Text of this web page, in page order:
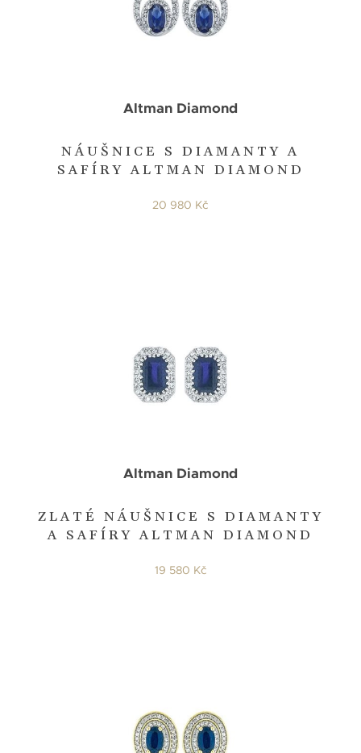
NÁUŠNICE S DIAMANTY A
SAFÍRY ALTMAN DIAMOND
Altman Diamond
20 980 Kč
ZLATÉ NÁUŠNICE S DIAMANTY
A SAFÍRY ALTMAN DIAMOND
Altman Diamond
19 580 Kč